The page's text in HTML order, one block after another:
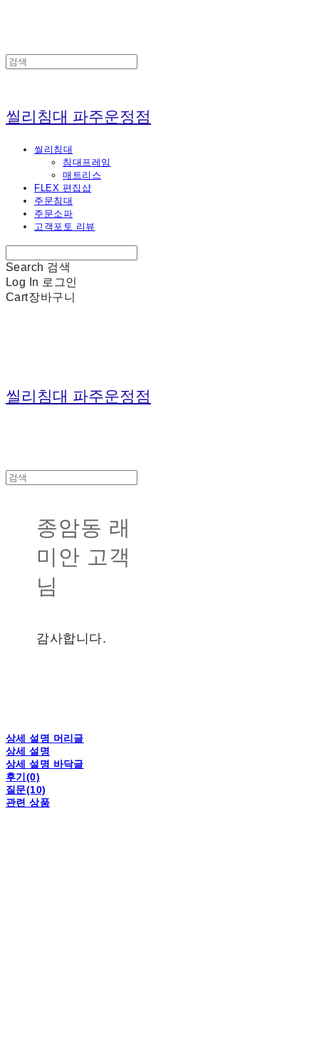
씰리침대 파주운정점
씰리침대
침대프레임
매트리스
FLEX 편집샵
주문침대
주문소파
고객포토 리뷰
Search 검색
Log In 로그인
Cart장바구니
씰리침대 파주운정점
종암동 래
미안 고객
님
감사합니다.
상세 설명 머리글
상세 설명
상세 설명 바닥글
후기(0)
질문(10)
관련 상품